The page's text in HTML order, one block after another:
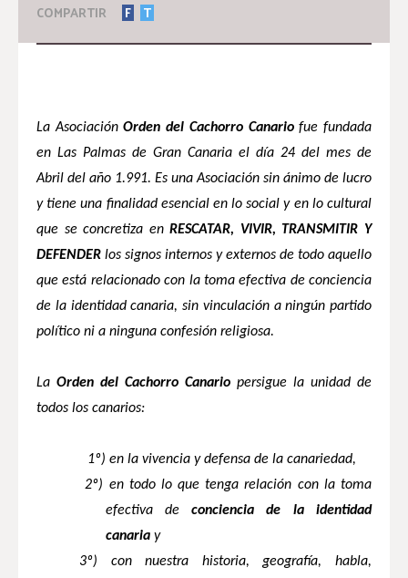
COMPARTIR F T
La Asociación Orden del Cachorro Canariofue fundada
en Las Palmas de Gran Canaria el día 24 del mes de
Abril del año 1.991. Es una Asociación sin ánimo de lucro
y tiene una finalidad esencial en lo social y en lo cultural
que se concretiza enRESCATAR, VIVIR, TRANSMITIR Y
DEFENDER los signos internos y externos de todo aquello
que está relacionado con la toma efectiva de conciencia
de la identidad canaria, sin vinculación a ningún partido
político ni a ninguna confesión religiosa.
La Orden del Cachorro Canario persigue la unidad de
todos los canarios:
1º) en la vivencia y defensa de la canariedad,
2º) en todo lo que tenga relación con la toma
efectiva deconciencia de laidentidad
canaria y
3º) con nuestra historia, geografía, habla,